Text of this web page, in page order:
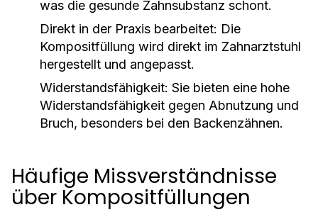
was die gesunde Zahnsubstanz schont.
Direkt in der Praxis bearbeitet: Die
Kompositfüllung wird direkt im Zahnarztstuhl
hergestellt und angepasst.
Widerstandsfähigkeit: Sie bieten eine hohe
Widerstandsfähigkeit gegen Abnutzung und
Bruch, besonders bei den Backenzähnen.
Häufige Missverständnisse
über Kompositfüllungen